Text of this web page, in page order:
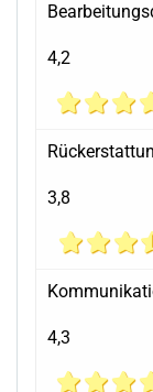
4,2
3,8
4,3